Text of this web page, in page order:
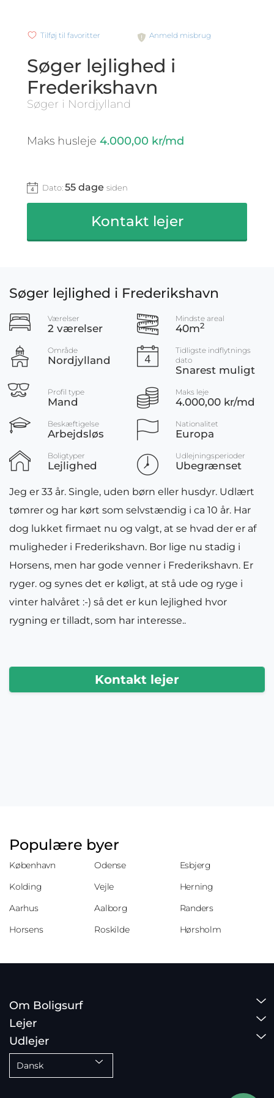
Tilføj til favoritter Anmeld misbrug
Søger lejlighed i
Frederikshavn
Søger i Nordjylland
Maks husleje 4.000,00 kr/md
Dato:55 dage siden
Kontakt lejer
Søger lejlighed i Frederikshavn
Værelser
2 værelser
Mindste areal
40m2
Område
Nordjylland
Tidligste indflytnings
dato
Snarest muligt
Profil type
Mand
Maks leje
4.000,00 kr/md
Beskæftigelse
Arbejdsløs
Nationalitet
Europa
Boligtyper
Lejlighed
Udlejningsperioder
Ubegrænset
Jeg er 33 år. Single, uden børn eller husdyr. Udlært
tømrer og har kørt som selvstændig i ca 10 år. Har
dog lukket firmaet nu og valgt, at se hvad der er af
muligheder i Frederikshavn. Bor lige nu stadig i
Horsens, men har gode venner i Frederikshavn. Er
ryger. og synes det er køligt, at stå ude og ryge i
vinter halvåret :-) så det er kun lejlighed hvor
rygning er tilladt, som har interesse..
Kontakt lejer
Populære byer
København Odense
Esbjerg
Kolding
Vejle
Herning
Aarhus
Aalborg
Randers
Horsens
Roskilde Hørsholm
Om Boligsurf
Lejer
Udlejer